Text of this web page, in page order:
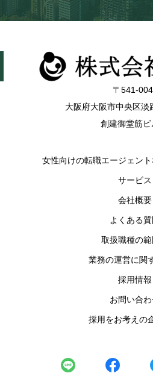
〒541-
大阪府大阪市中央区淡
創建御堂筋ビ
女性向けの転職エージェン
サービス
会社概要
よくある質
取扱職種の
業務の運営に関
採用情報
お問い合
採用をお考えの